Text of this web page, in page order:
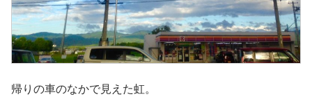
帰りの車のなかで見えた虹。